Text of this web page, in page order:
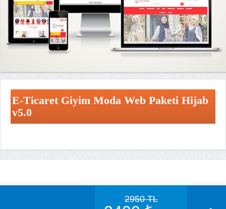
E-Ticaret Giyim Moda Web Paketi Hijab
v5.0
2950 TL